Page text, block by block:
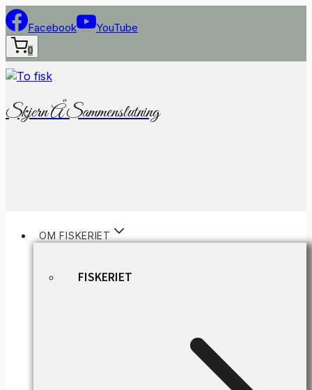
Fortsæt
til
indhold
Facebook YouTube
0
Skjern Å Sammenslutning
OM FISKERIET
FISKERIET